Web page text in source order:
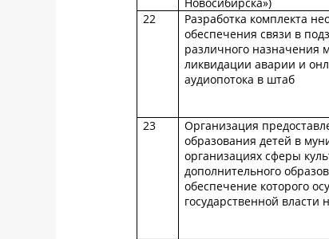
22
Разработка комплекта
обеспечения связи в
различного назначения
ликвидации аварии и
аудиопотока в штаб
23
Организация
образования детей в
организациях сферы
дополнительного
обеспечение которого
государственной власти